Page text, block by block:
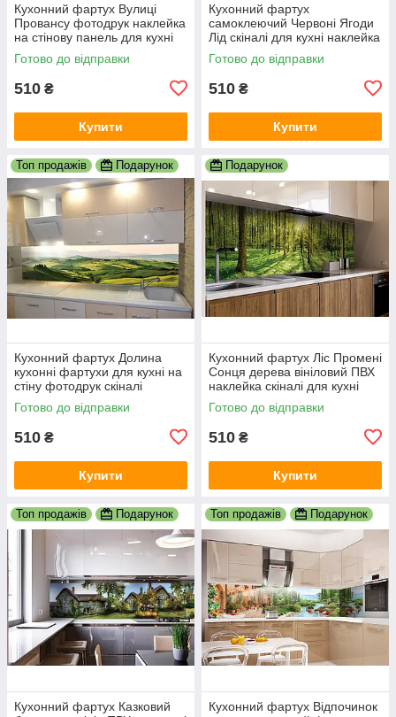
Кухонний фартух Вулиці
Провансу фотодрук наклейка
на стінову панель для кухні
природа краєвид 600х2000
мм
Готово до відправки
510 ₴
Купити
Кухонний фартух
самоклеючий Червоні Ягоди
Лід скіналі для кухні наклейка
ПВХ зимовий натюрморт
600х2000 мм
Готово до відправки
510 ₴
Купити
Топ продажів Подарунок
Кухонний фартух Долина
кухонні фартухи для кухні на
стіну фотодрук скіналі
природа краєвид 600х2000
мм
Готово до відправки
510 ₴
Купити
Подарунок
Кухонний фартух Ліс Промені
Сонця дерева вініловий ПВХ
наклейка скіналі для кухні
зелений 600х2000 мм
Готово до відправки
510 ₴
Купити
Топ продажів Подарунок
Кухонний фартух Казковий
Топ продажів Подарунок
Кухонний фартух Відпочинок